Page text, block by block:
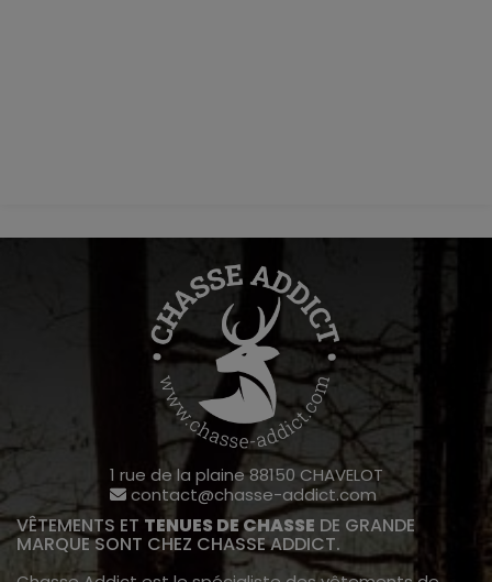
1 rue de la plaine 88150 CHAVELOT
contact@chasse-addict.com
VÊTEMENTS ET TENUES DE CHASSE DE GRANDE
MARQUE SONT CHEZ CHASSE ADDICT.